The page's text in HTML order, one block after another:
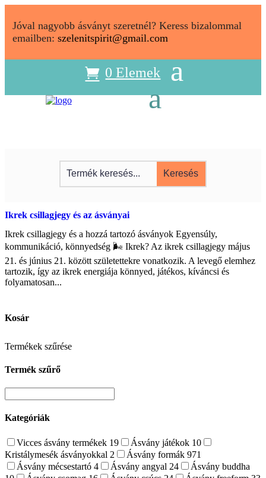
Jóval nagyobb ásványt szeretnél? Keress bizalommal
emailben: szelenitspirit@gmail.com
0 Elemek
Ikrek csillagjegy és az ásványai
Ikrek csillagjegy és a hozzá tartozó ásványok Egyensúly,
kommunikáció, könnyedség 🌬️ Ikrek? Az ikrek csillagjegy május
21. és június 21. között születettekre vonatkozik. A levegő elemhez
tartozik, így az ikrek energiája könnyed, játékos, kíváncsi és
folyamatosan...
Kosár
Termékek szűrése
Termék szűrő
Kategóriák
Vicces ásvány termékek 19 Ásvány játékok 10
Kristálymesék ásványokkal 2 Ásvány formák 971
Ásvány mécsestartó 4 Ásvány angyal 24
Ásvány buddha